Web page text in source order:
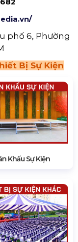
phố 6, Phường
Bị Sự Kiện
Khấu Sự Kiện